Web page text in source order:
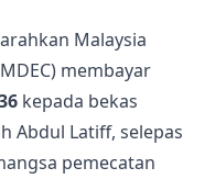
Malaysia
membayar
kepada bekas
Abdul Latiff, selepas
pemecatan